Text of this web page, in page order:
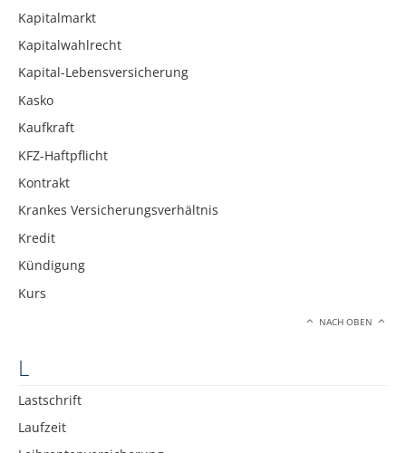
Kapitalmarkt
Kapitalwahlrecht
Kapital-Lebensversicherung
Kasko
Kaufkraft
KFZ-Haftpflicht
Kontrakt
Krankes Versicherungsverhältnis
Kredit
Kündigung
Kurs
NACH OBEN
L
Lastschrift
Laufzeit